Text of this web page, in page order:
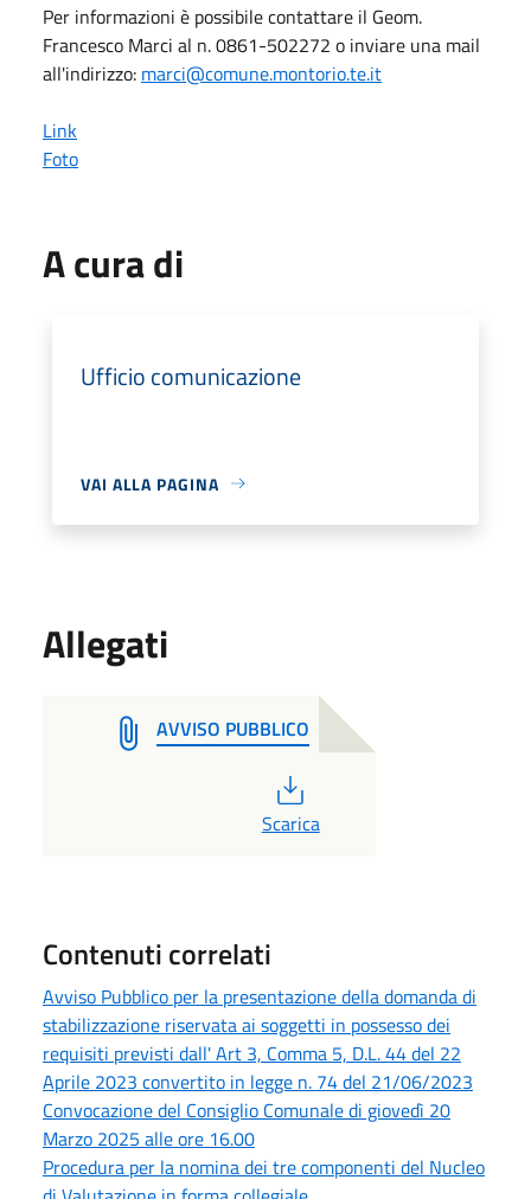
Per informazioni è possibile contattare il Geom.
Francesco Marci al n. 0861-502272 o inviare una mail
all'indirizzo: marci@comune.montorio.te.it
Link
Foto
A cura di
Ufficio comunicazione
VAI ALLA PAGINA
Allegati
AVVISO PUBBLICO
Scarica
Contenuti correlati
Avviso Pubblico per la presentazione della domanda di
stabilizzazione riservata ai soggetti in possesso dei
requisiti previsti dall' Art 3, Comma 5, D.L. 44 del 22
Aprile 2023 convertito in legge n. 74 del 21/06/2023
Convocazione del Consiglio Comunale di giovedì 20
Marzo 2025 alle ore 16.00
Procedura per la nomina dei tre componenti del Nucleo